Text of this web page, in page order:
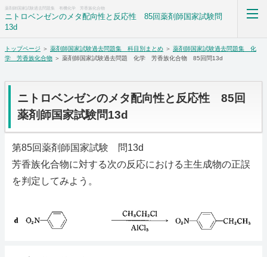
薬剤師国家試験過去問題集 有機化学 芳香族化合物
ニトロベンゼンのメタ配向性と反応性 85回薬剤師国家試験問
13d
薬剤師国家試験過去問題集解答解説科目別まとめ
ホーム
RSS購読
トップページ ＞ 薬剤師国家試験過去問題集 科目別まとめ ＞ 薬剤師国家試験過去問題集 化
学 芳香族化合物 ＞ 薬剤師国家試験過去問題 化学 芳香族化合物 85回問13d
ニトロベンゼンのメタ配向性と反応性 85回
薬剤師国家試験問13d
第85回薬剤師国家試験 問13d
芳香族化合物に対する次の反応における主生成物の正誤
を判定してみよう。